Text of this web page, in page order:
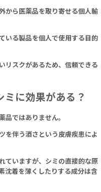
から医薬品を取り寄せる個人輸
いる製品を個人で使用する目的
リスクがあるため、信頼できる
に効果がある？
ではありません。
を伴う酒さという皮膚疾患によ
ていますが、シミの直接的な原
沈着を薄くしたりする成分は含